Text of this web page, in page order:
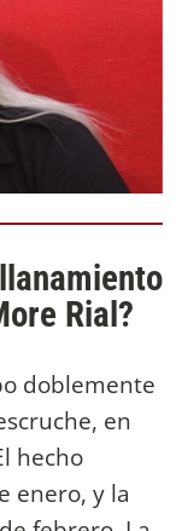
Rial?
doblemente
en
hecho
enero, y la